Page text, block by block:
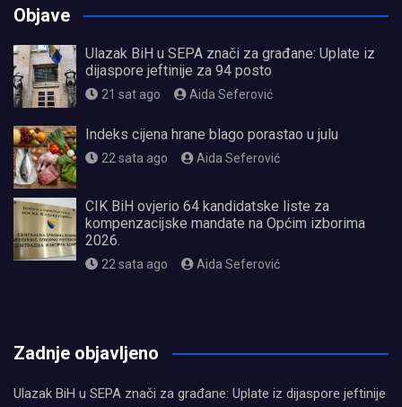
Objave
Ulazak BiH u SEPA znači za građane: Uplate iz
dijaspore jeftinije za 94 posto
21 sat ago Aida Seferović
Indeks cijena hrane blago porastao u julu
22 sata ago Aida Seferović
CIK BiH ovjerio 64 kandidatske liste za
kompenzacijske mandate na Općim izborima
2026.
22 sata ago Aida Seferović
Zadnje objavljeno
Ulazak BiH u SEPA znači za građane: Uplate iz dijaspore jeftinije